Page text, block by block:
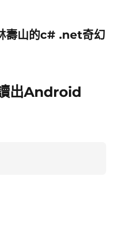
山的c# .net奇幻
出Android